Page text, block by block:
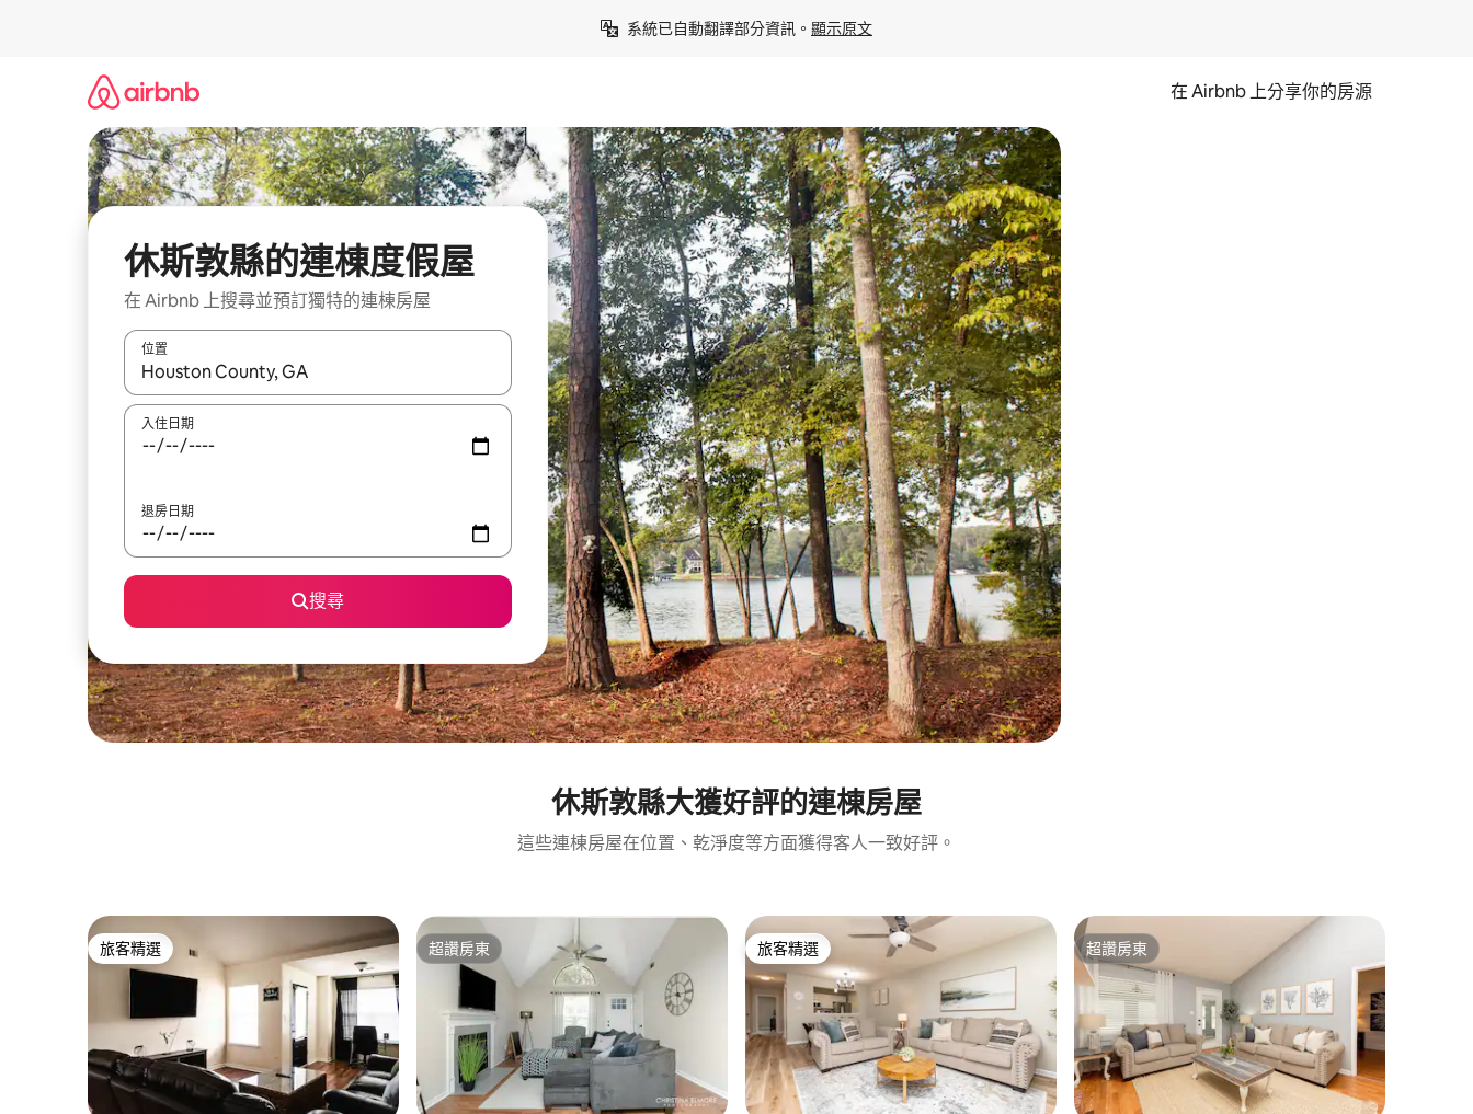
系統已自動翻譯部分資訊。 顯示原文
在 Airbnb 上分享你的房源
休斯敦縣的連棟度假屋
在 Airbnb 上搜尋並預訂獨特的連棟房屋
位置
如有搜尋結果，瀏覽內容時請使用上下箭頭，或輕點、滑動裝置。
入住日期
退房日期
搜尋
休斯敦縣大獲好評的連棟房屋
這些連棟房屋在位置、乾淨度等方面獲得客人一致好評。
旅客精選
旅客精選 超讚房東
超讚房東 旅客精選
旅客精選 超讚房東
超讚房東